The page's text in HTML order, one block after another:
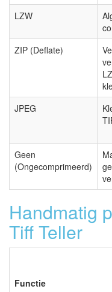
LZW
ZIP (Deflate)
JPEG
Geen
(Ongecomprimeerd)
Handmatig
Tiff Teller
Functie